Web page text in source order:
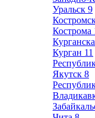
Уральск 9
Кострома
Курган 11
Якутск 8